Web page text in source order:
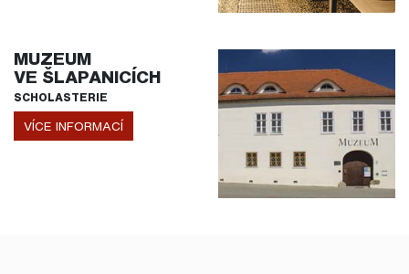
MUZEUM
VE ŠLAPANICÍCH
SCHOLASTERIE
VÍCE INFORMACÍ